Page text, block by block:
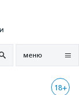
меню
18+